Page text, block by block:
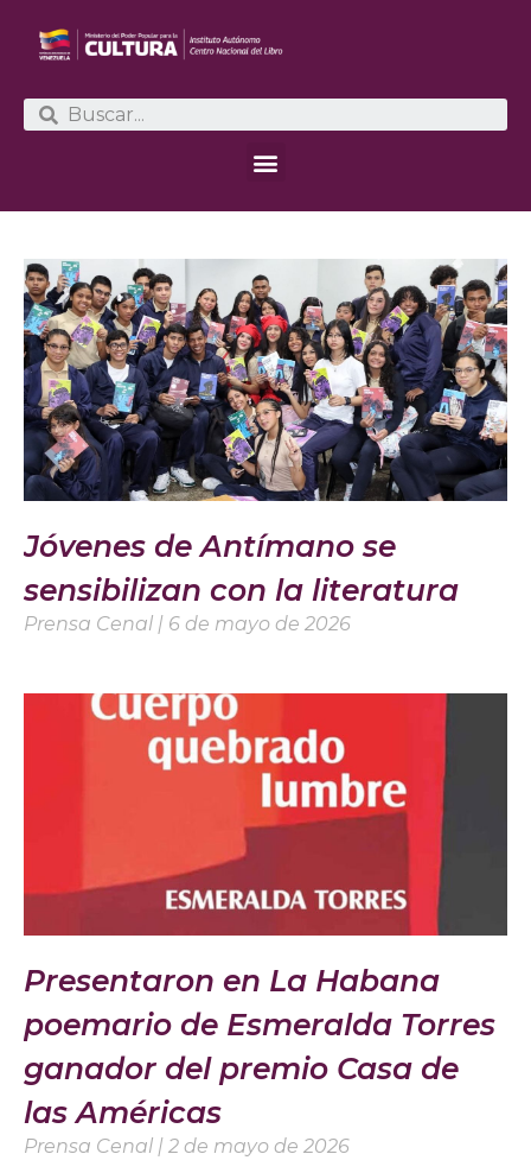
Jóvenes de Antímano se
sensibilizan con la literatura
Prensa Cenal 6 de mayo de 2026
Presentaron en La Habana
poemario de Esmeralda Torres
ganador del premio Casa de
las Américas
Prensa Cenal 2 de mayo de 2026